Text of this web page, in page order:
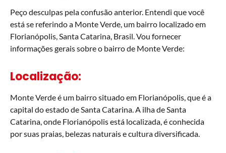
Peço desculpas pela confusão anterior. Entendi que você
está se referindo a Monte Verde, um bairro localizado em
Florianópolis, Santa Catarina, Brasil. Vou fornecer
informações gerais sobre o bairro de Monte Verde:
Localização:
Monte Verde é um bairro situado em Florianópolis, que é a
capital do estado de Santa Catarina. A ilha de Santa
Catarina, onde Florianópolis está localizada, é conhecida
por suas praias, belezas naturais e cultura diversificada.